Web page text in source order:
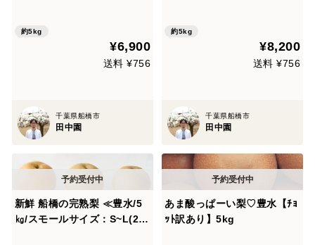
い”なし”を直送いたします！
約5kg
¥6,900
送料 ¥756
千葉県船橋市
田中園
い”なし”を直送いたします！
約5kg
¥8,200
送料 ¥756
千葉県船橋市
田中園
新鮮 船橋の完熟梨 ≪豊水/5
㎏/スモールサイズ：S~L(22
あま酸っぱーい梨♡豊水【ﾁｮ
ｯﾄ訳あり】5kg